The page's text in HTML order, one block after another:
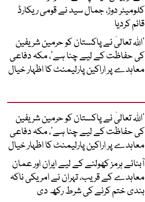
کلومیٹر دوڑ، جمال سید نے قومی ریکارڈ
قائم کردیا
’اللہ تعالیٰ نے پاکستان کو حرمین شریفین
کی حفاظت کے لیے چنا ہے‘، مکہ دفاعی
معاہدے پر اراکین پارلیمنٹ کا اظہار خیال
’اللہ تعالیٰ نے پاکستان کو حرمین شریفین
کی حفاظت کے لیے چنا ہے‘، مکہ دفاعی
معاہدے پر اراکین پارلیمنٹ کا اظہار خیال
آبنائے ہرمز کھولنے کے لیے ایران اور عمان
معاہدے کے قریب، تہران نے امریکی ناکہ
بندی ختم کرنے کی شرط رکھ دی